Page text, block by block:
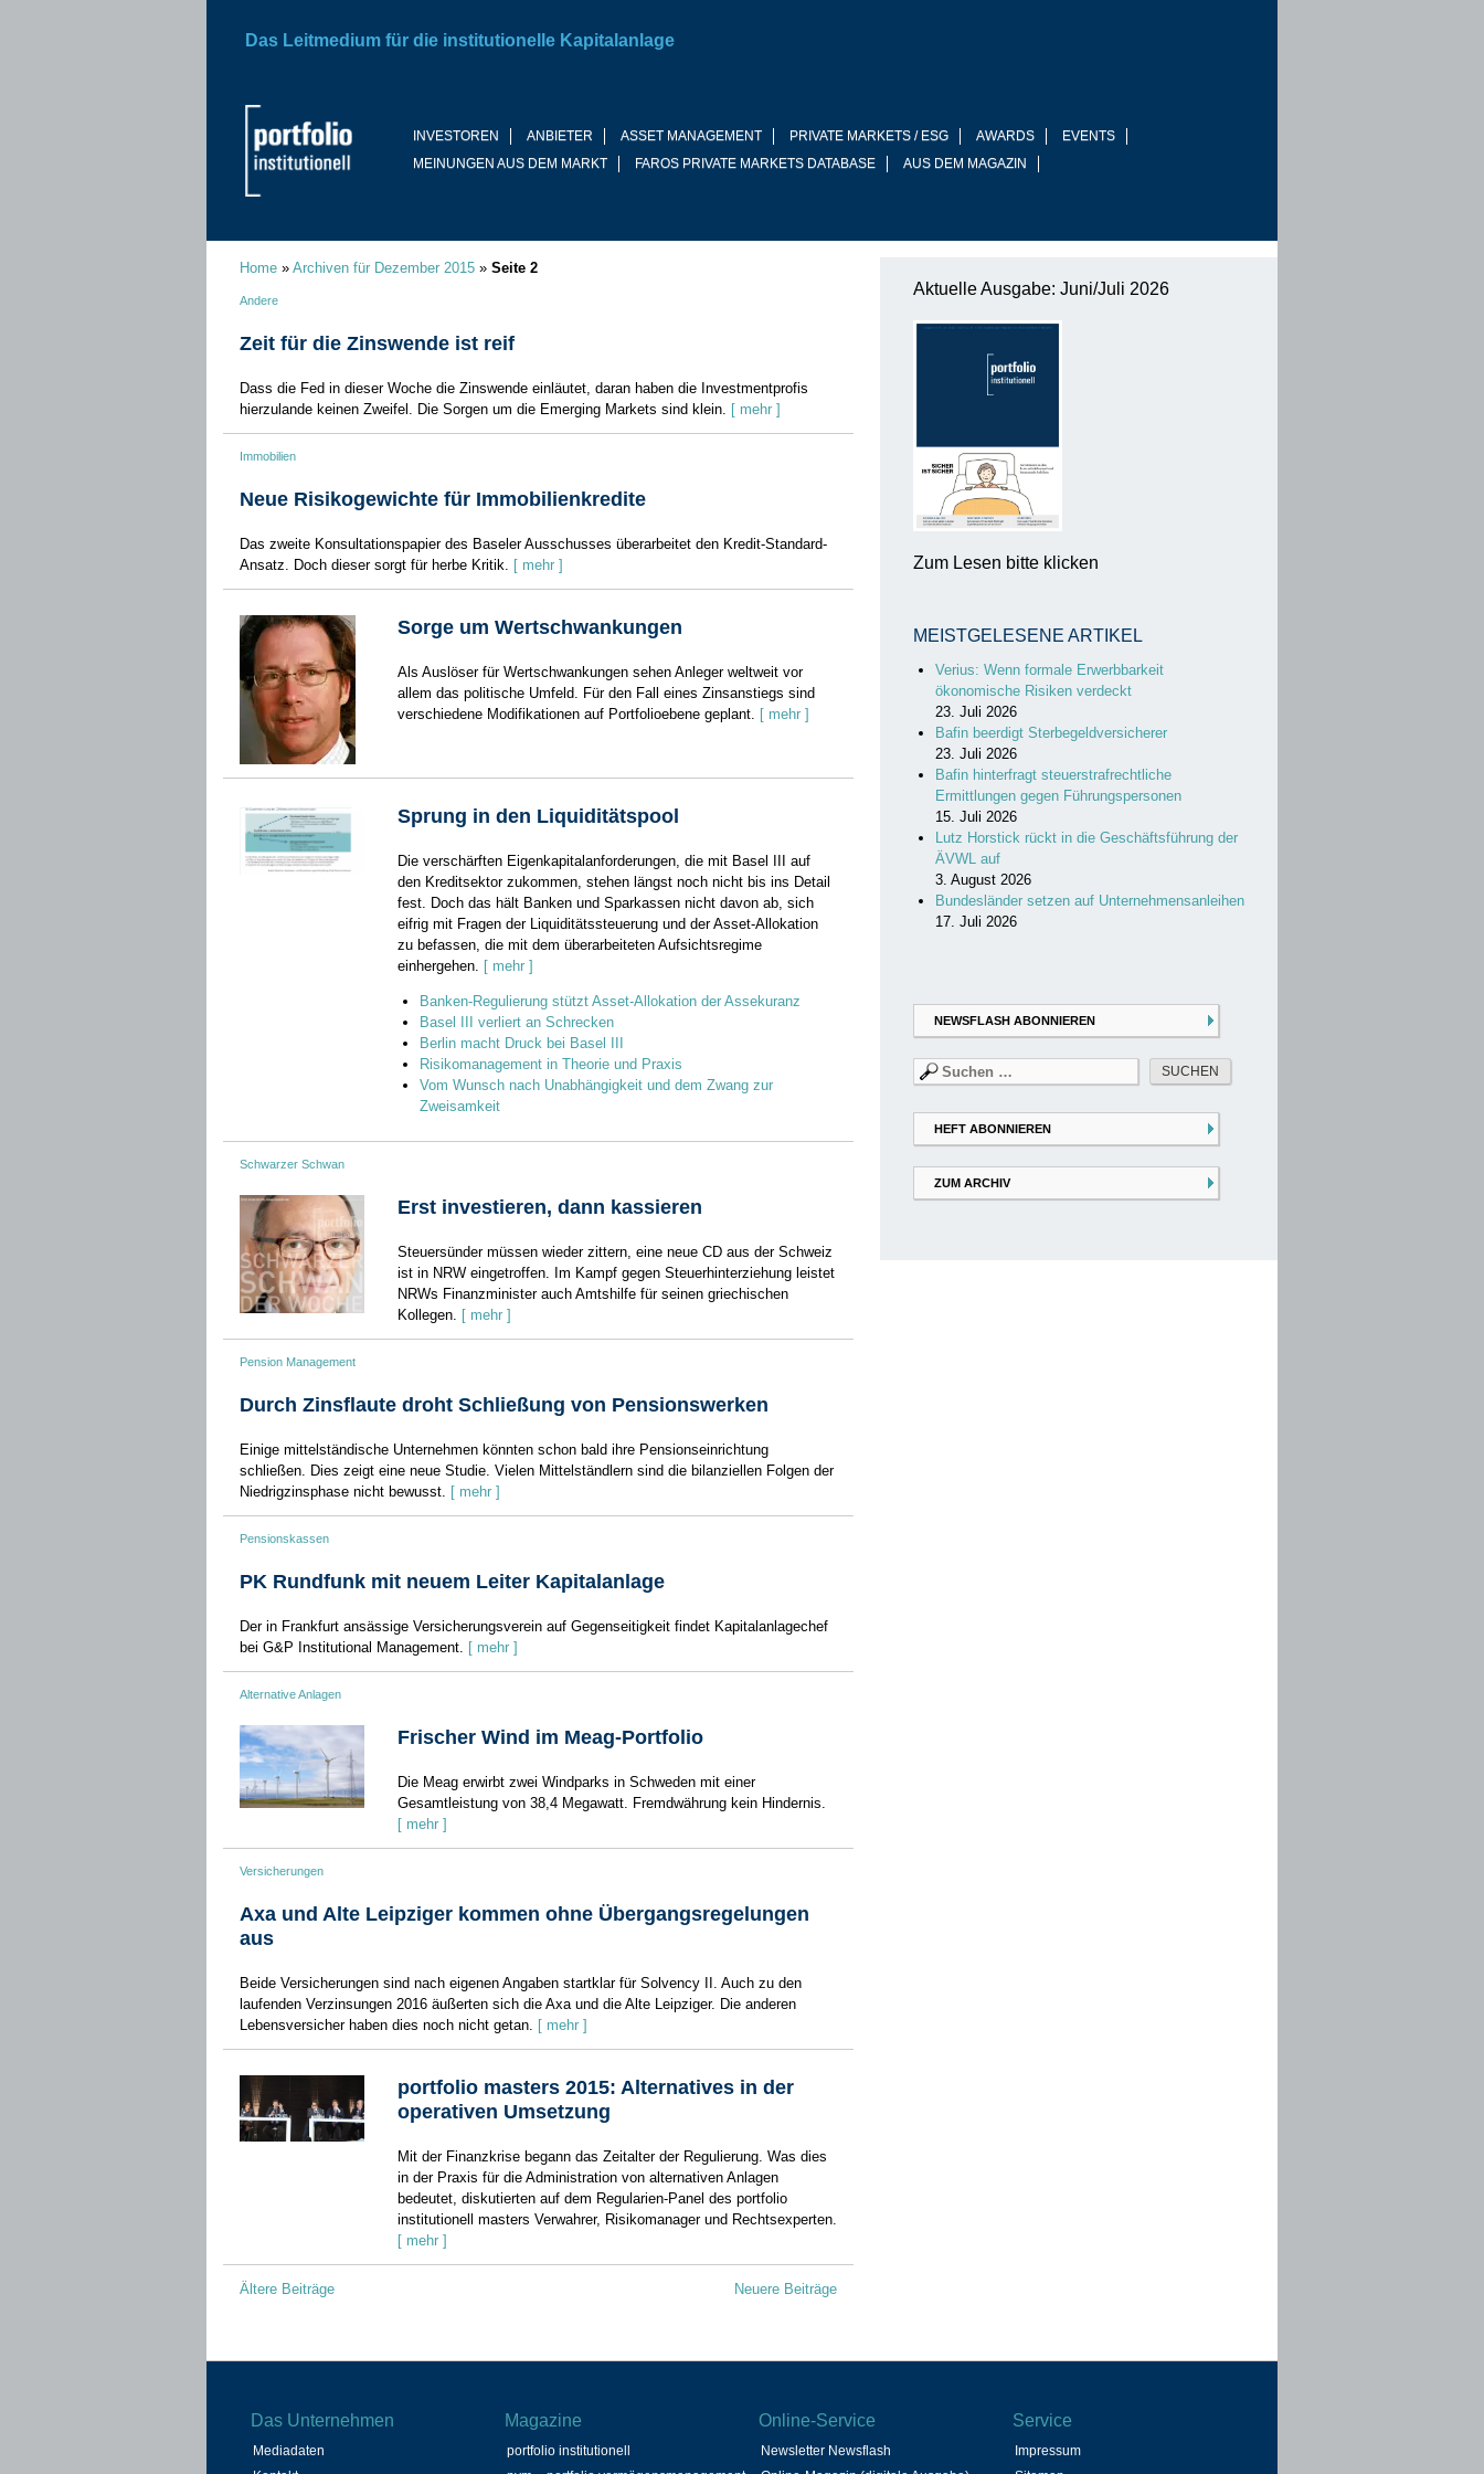
INVESTOREN ANBIETER ASSET MANAGEMENT PRIVATE MARKETS / ESG AWARDS
EVENTS
MEINUNGEN AUS DEM MARKT
FAROS PRIVATE MARKETS DATABASE AUS DEM MAGAZIN
Das Leitmedium für die institutionelle Kapitalanlage
Home » Archiven für Dezember 2015 » Seite 2
Andere
Zeit für die Zinswende ist reif
Dass die Fed in dieser Woche die Zinswende einläutet, daran haben die Investmentprofis
hierzulande keinen Zweifel. Die Sorgen um die Emerging Markets sind klein. [ mehr ]
Immobilien
Neue Risikogewichte für Immobilienkredite
Das zweite Konsultationspapier des Baseler Ausschusses überarbeitet den Kredit-Standard-
Ansatz. Doch dieser sorgt für herbe Kritik. [ mehr ]
Sorge um Wertschwankungen
Als Auslöser für Wertschwankungen sehen Anleger weltweit vor
allem das politische Umfeld. Für den Fall eines Zinsanstiegs sind
verschiedene Modifikationen auf Portfolioebene geplant. [ mehr ]
Sprung in den Liquiditätspool
Die verschärften Eigenkapitalanforderungen, die mit Basel III auf
den Kreditsektor zukommen, stehen längst noch nicht bis ins Detail
fest. Doch das hält Banken und Sparkassen nicht davon ab, sich
eifrig mit Fragen der Liquiditäts­steuerung und der Asset-Allokation
zu befassen, die mit dem überarbeiteten Aufsichtsregime
einhergehen. [ mehr ]
Banken-Regulierung stützt Asset-Allokation der Assekuranz
Basel III verliert an Schrecken
Berlin macht Druck bei Basel III
Risikomanagement in Theorie und Praxis
Vom Wunsch nach Unabhängigkeit und dem Zwang zur
Zweisamkeit
Schwarzer Schwan
Erst investieren, dann kassieren
Steuersünder müssen wieder zittern, eine neue CD aus der Schweiz
ist in NRW eingetroffen. Im Kampf gegen Steuerhinterziehung leistet
NRWs Finanzminister auch Amtshilfe für seinen griechischen
Kollegen. [ mehr ]
Pension Management
Durch Zinsflaute droht Schließung von Pensionswerken
Einige mittelständische Unternehmen könnten schon bald ihre Pensionseinrichtung
schließen. Dies zeigt eine neue Studie. Vielen Mittelständlern sind die bilanziellen Folgen der
Niedrigzinsphase nicht bewusst. [ mehr ]
Pensionskassen
PK Rundfunk mit neuem Leiter Kapitalanlage
Der in Frankfurt ansässige Versicherungsverein auf Gegenseitigkeit findet Kapitalanlagechef
bei G&P Institutional Management. [ mehr ]
Alternative Anlagen
Frischer Wind im Meag-Portfolio
Die Meag erwirbt zwei Windparks in Schweden mit einer
Gesamtleistung von 38,4 Megawatt. Fremdwährung kein Hindernis.
[ mehr ]
Versicherungen
Axa und Alte Leipziger kommen ohne Übergangsregelungen
aus
Beide Versicherungen sind nach eigenen Angaben startklar für Solvency II. Auch zu den
laufenden Verzinsungen 2016 äußerten sich die Axa und die Alte Leipziger. Die anderen
Lebensversicher haben dies noch nicht getan. [ mehr ]
portfolio masters 2015: Alternatives in der
operativen Umsetzung
Mit der Finanzkrise begann das Zeitalter der Regulierung. Was dies
in der Praxis für die Administration von ­alternativen Anlagen
bedeutet, diskutierten auf dem Regularien-Panel des portfolio
institutionell masters­ Verwahrer, Risikomanager und Rechtsexperten.
[ mehr ]
Beitragsnavigation
Ältere Beiträge Neuere Beiträge
Aktuelle Ausgabe: Juni/Juli 2026
Zum Lesen bitte klicken
MEISTGELESENE ARTIKEL
Verius: Wenn formale Erwerbbarkeit
ökonomische Risiken verdeckt
23. Juli 2026
Bafin beerdigt Sterbegeldversicherer
23. Juli 2026
Bafin hinterfragt steuerstrafrechtliche
Ermittlungen gegen Führungspersonen
15. Juli 2026
Lutz Horstick rückt in die Geschäftsführung der
ÄVWL auf
3. August 2026
Bundesländer setzen auf Unternehmensanleihen
17. Juli 2026
NEWSFLASH ABONNIEREN
Suchen
nach:
HEFT ABONNIEREN
ZUM ARCHIV
Das Unternehmen
Mediadaten
Magazine
portfolio institutionell
Online-Service
Newsletter Newsflash
Service
Impressum